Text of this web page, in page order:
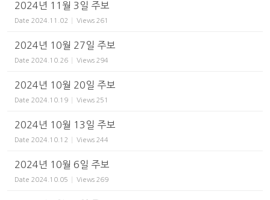
2024년 11월 3일 주보
Date 2024.11.02 Views 261
2024년 10월 27일 주보
Date 2024.10.26 Views 294
2024년 10월 20일 주보
Date 2024.10.19 Views 251
2024년 10월 13일 주보
Date 2024.10.12 Views 244
2024년 10월 6일 주보
Date 2024.10.05 Views 269